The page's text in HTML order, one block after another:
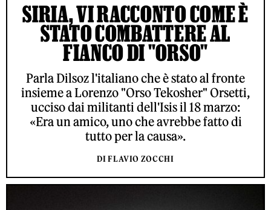
SIRIA, VI RACCONTO COME È
STATO COMBATTERE AL
FIANCO DI "ORSO"
Parla Dilsoz l'italiano che è stato al fronte
insieme a Lorenzo "Orso Tekosher" Orsetti,
ucciso dai militanti dell'Isis il 18 marzo:
«Era un amico, uno che avrebbe fatto di
tutto per la causa».
DI FLAVIO ZOCCHI